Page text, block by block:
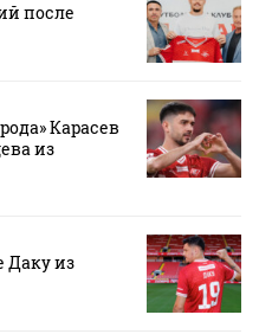
после
Карасев
из
Даку из